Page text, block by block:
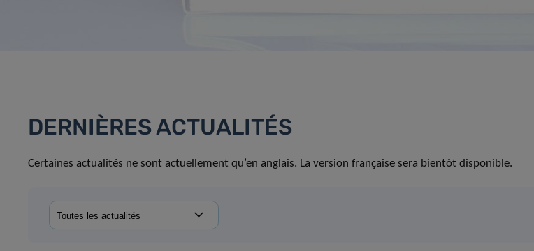
DERNIÈRES ACTUALITÉS
Certaines actualités ne sont actuellement qu’en anglais. La version française sera bientôt disponible.